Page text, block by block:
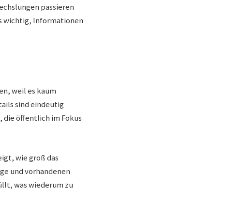
passieren
wichtig, Informationen
weil es kaum
sind eindeutig
die öffentlich im Fokus
wie groß das
und vorhandenen
was wiederum zu